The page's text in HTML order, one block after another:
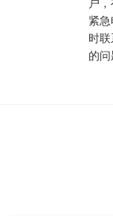
紧
时
的问